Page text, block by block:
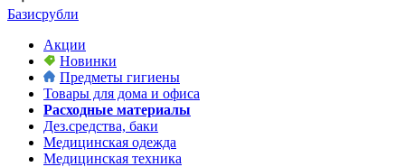
Базисрубли
Акции
Новинки
Предметы гигиены
Товары для дома и офиса
Расходные материалы
Дез.средства, баки
Медицинская одежда
Медицинская техника